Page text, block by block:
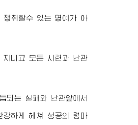
취할수 있는 명예가 아
지니고 모든 시련과 난관
되는 실패와 난관앞에서
강하게 헤쳐 성공의 령마